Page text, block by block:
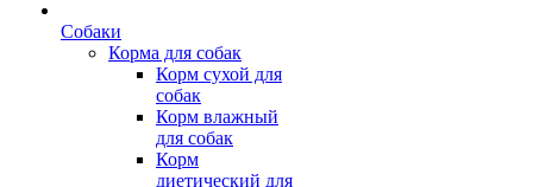
Собаки
Корма для собак
Корм сухой для
собак
Корм влажный
для собак
Корм
диетический для